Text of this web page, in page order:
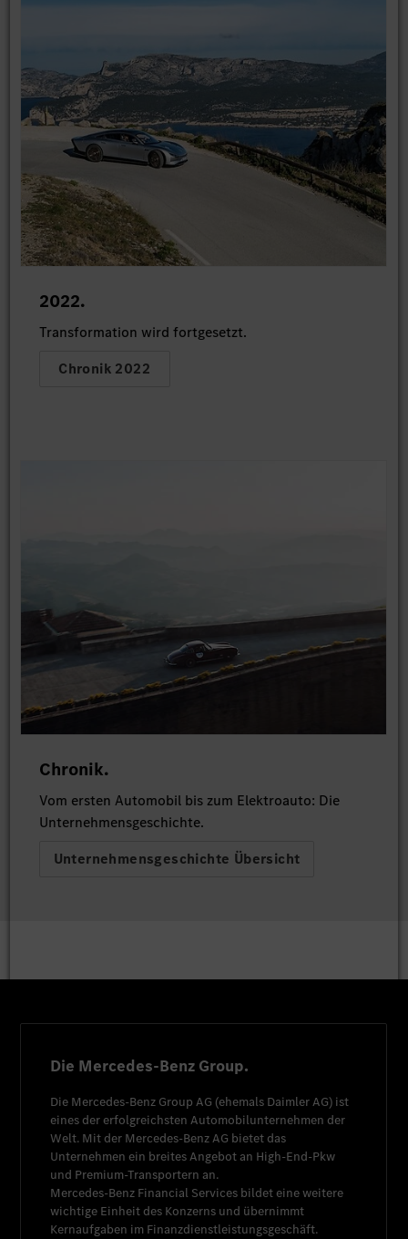
2022.
Transformation wird fortgesetzt.
Chronik 2022
Chronik.
Vom ersten Automobil bis zum Elektroauto: Die
Unternehmensgeschichte.
Unternehmensgeschichte Übersicht
Die Mercedes-Benz Group.
Die Mercedes-Benz Group AG (ehemals Daimler AG) ist
eines der erfolgreichsten Automobilunternehmen der
Welt. Mit der Mercedes-Benz AG bietet das
Unternehmen ein breites Angebot an High-End-Pkw
und Premium-Transportern an.
Mercedes-Benz Financial Services bildet eine weitere
wichtige Einheit des Konzerns und übernimmt
Kernaufgaben im Finanzdienstleistungsgeschäft.